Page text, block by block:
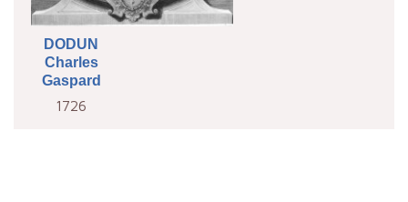
DODUN
Charles
Gaspard
1726